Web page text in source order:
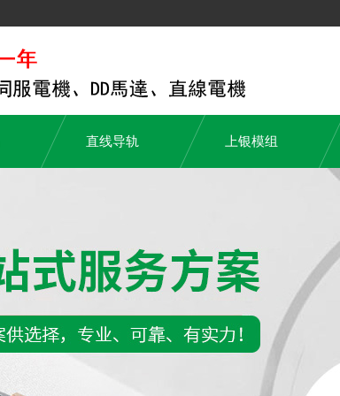
直线导轨 上银模组